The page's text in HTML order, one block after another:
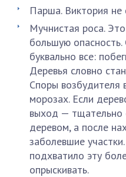
Парша. Виктория не
Мучнистая роса.
большую
буквально все:
Деревья словно
Споры возбудителя
морозах. Если
выход — тщательно
деревом, а после
заболевшие
подхватило эту
опрыскивать.